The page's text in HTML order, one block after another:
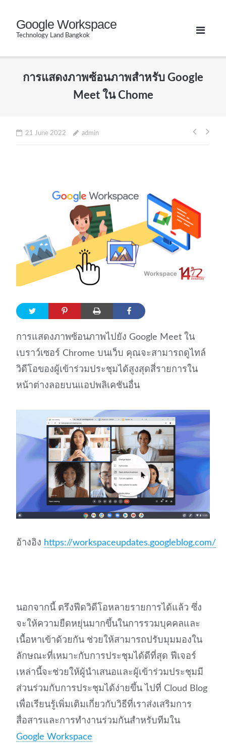
content
Google Workspace
Technology Land Bangkok
การแสดงภาพซ้อนภาพสำหรับ Google
Meet ใน Chome
21 June 2022 admin
Post
การแสดงภาพซ้อนภาพไปยัง Google Meet ใน
เบราว์เซอร์ Chrome บนเว็บ คุณจะสามารถดูไทล์
วิดีโอของผู้เข้าร่วมประชุมได้สูงสุดสี่รายการใน
หน้าต่างลอยบนแอปพลิเคชันอื่น
อ้างอิง https://workspaceupdates.googleblog.com/
นอกจากนี้ ตรึงฟีดวิดีโอหลายรายการได้แล้ว ซึ่ง
จะให้ความยืดหยุ่นมากขึ้นในการรวมบุคคลและ
เนื้อหาเข้าด้วยกัน ช่วยให้สามารถปรับมุมมองใน
ลักษณะที่เหมาะกับการประชุมได้ดีที่สุด ฟีเจอร์
เหล่านี้จะช่วยให้ผู้นำเสนอและผู้เข้าร่วมประชุมมี
ส่วนร่วมกับการประชุมได้ง่ายขึ้น ไปที่ Cloud Blog
เพื่อเรียนรู้เพิ่มเติมเกี่ยวกับวิธีที่เราส่งเสริมการ
สื่อสารและการทำงานร่วมกันสำหรับทีมใน
Google Workspace